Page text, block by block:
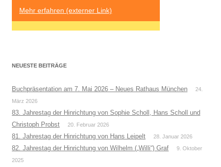
Mehr erfahren (externer Link)
NEUESTE BEITRÄGE
Buchpräsentation am 7. Mai 2026 – Neues Rathaus München
24.
März 2026
83. Jahrestag der Hinrichtung von Sophie Scholl, Hans Scholl und
Christoph Probst
20. Februar 2026
81. Jahrestag der Hinrichtung von Hans Leipelt 28. Januar 2026
82. Jahrestag der Hinrichtung von Wilhelm („Willi“) Graf
9. Oktober
2025